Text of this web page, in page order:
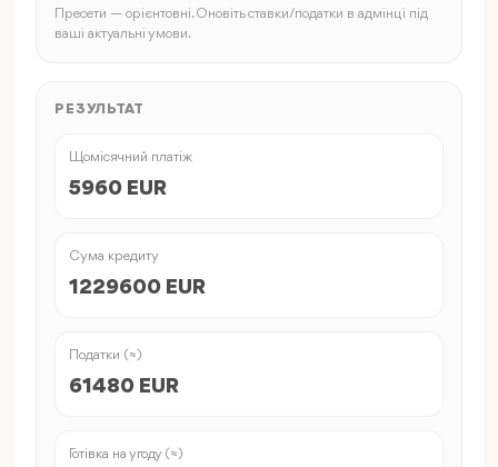
Пресети — орієнтовні. Оновіть ставки/податки в адмінці під
ваші актуальні умови.
РЕЗУЛЬТАТ
Щомісячний платіж
5960 EUR
Сума кредиту
1229600 EUR
Податки (≈)
61480 EUR
Готівка на угоду (≈)